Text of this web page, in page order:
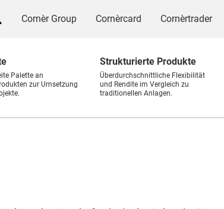
Cornèr Group Cornèrcard Cornèrtrader
Palette an
zur Umsetzung
Strukturierte Produkte
Überdurchschnittliche Flexibilität
und Rendite im Vergleich zu
traditionellen Anlagen.